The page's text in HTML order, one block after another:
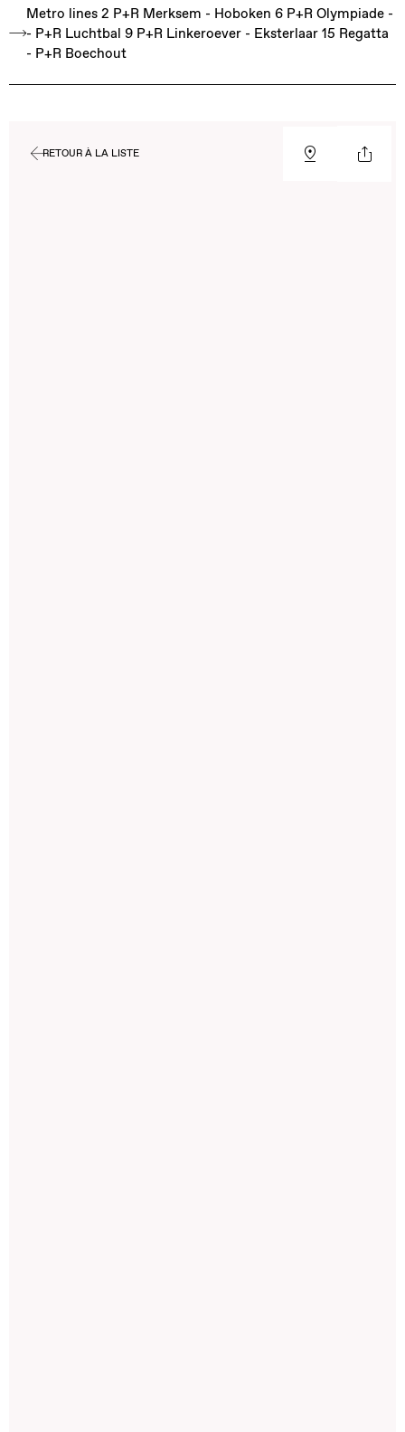
Metro lines 2 P+R Merksem - Hoboken 6 P+R Olympiade -
- P+R Luchtbal 9 P+R Linkeroever - Eksterlaar 15 Regatta
- P+R Boechout
RETOUR À LA LISTE